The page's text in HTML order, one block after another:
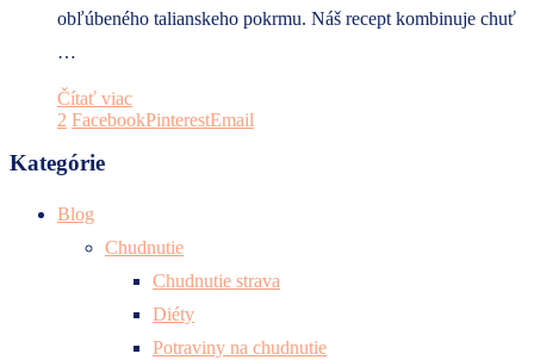
obľúbeného talianskeho pokrmu. Náš recept kombinuje chuť
…
Čítať viac
2 FacebookPinterestEmail
Kategórie
Blog
Chudnutie
Chudnutie strava
Diéty
Potraviny na chudnutie